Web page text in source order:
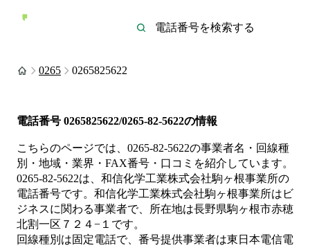
0265 0265825622
電話番号 0265825622/0265-82-5622の情報
こちらのページでは、 0265-82-5622の事業者名・回線種
別・地域・業界・FAX番号・口コミを紹介しています。
0265-82-5622は、 和信化学工業株式会社駒ヶ根事業所の
電話番号です。 和信化学工業株式会社駒ヶ根事業所は ビ
ジネスに関わる事業者で、所在地は長野県駒ヶ根市赤穂
北割一区７２４−１ です。
回線種別は固定電話で、番号提供事業者は東日本電信電